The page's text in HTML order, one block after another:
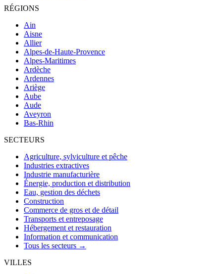
RÉGIONS
Ain
Aisne
Allier
Alpes-de-Haute-Provence
Alpes-Maritimes
Ardèche
Ardennes
Ariège
Aube
Aude
Aveyron
Bas-Rhin
SECTEURS
Agriculture, sylviculture et pêche
Industries extractives
Industrie manufacturière
Énergie, production et distribution
Eau, gestion des déchets
Construction
Commerce de gros et de détail
Transports et entreposage
Hébergement et restauration
Information et communication
Tous les secteurs →
VILLES